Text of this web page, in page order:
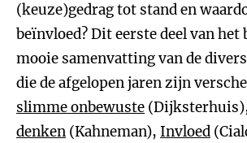
(keuze)gedrag tot stand en
beïnvloed? Dit eerste deel van het
mooie samenvatting van de
die de afgelopen jaren zijn
slimme onbewuste
denken (Kahneman), Invloed